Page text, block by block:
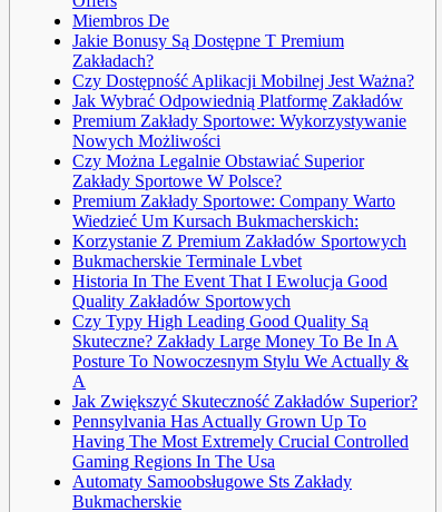
Miembros De
Jakie Bonusy Są Dostępne T Premium
Zakładach?
Czy Dostępność Aplikacji Mobilnej Jest Ważna?
Jak Wybrać Odpowiednią Platformę Zakładów
Premium Zakłady Sportowe: Wykorzystywanie
Nowych Możliwości
Czy Można Legalnie Obstawiać Superior
Zakłady Sportowe W Polsce?
Premium Zakłady Sportowe: Company Warto
Wiedzieć Um Kursach Bukmacherskich:
Korzystanie Z Premium Zakładów Sportowych
Bukmacherskie Terminale Lvbet
Historia In The Event That I Ewolucja Good
Quality Zakładów Sportowych
Czy Typy High Leading Good Quality Są
Skuteczne? Zakłady Large Money To Be In A
Posture To Nowoczesnym Stylu We Actually &
A
Jak Zwiększyć Skuteczność Zakładów Superior?
Pennsylvania Has Actually Grown Up To
Having The Most Extremely Crucial Controlled
Gaming Regions In The Usa
Automaty Samoobsługowe Sts Zakłady
Bukmacherskie